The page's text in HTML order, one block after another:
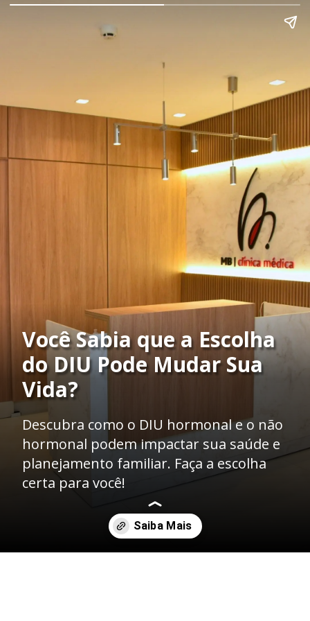
Você Sabia que a Escolha
do DIU Pode Mudar Sua
Vida?
Descubra como o DIU hormonal e o não
hormonal podem impactar sua saúde e
planejamento familiar. Faça a escolha
certa para você!